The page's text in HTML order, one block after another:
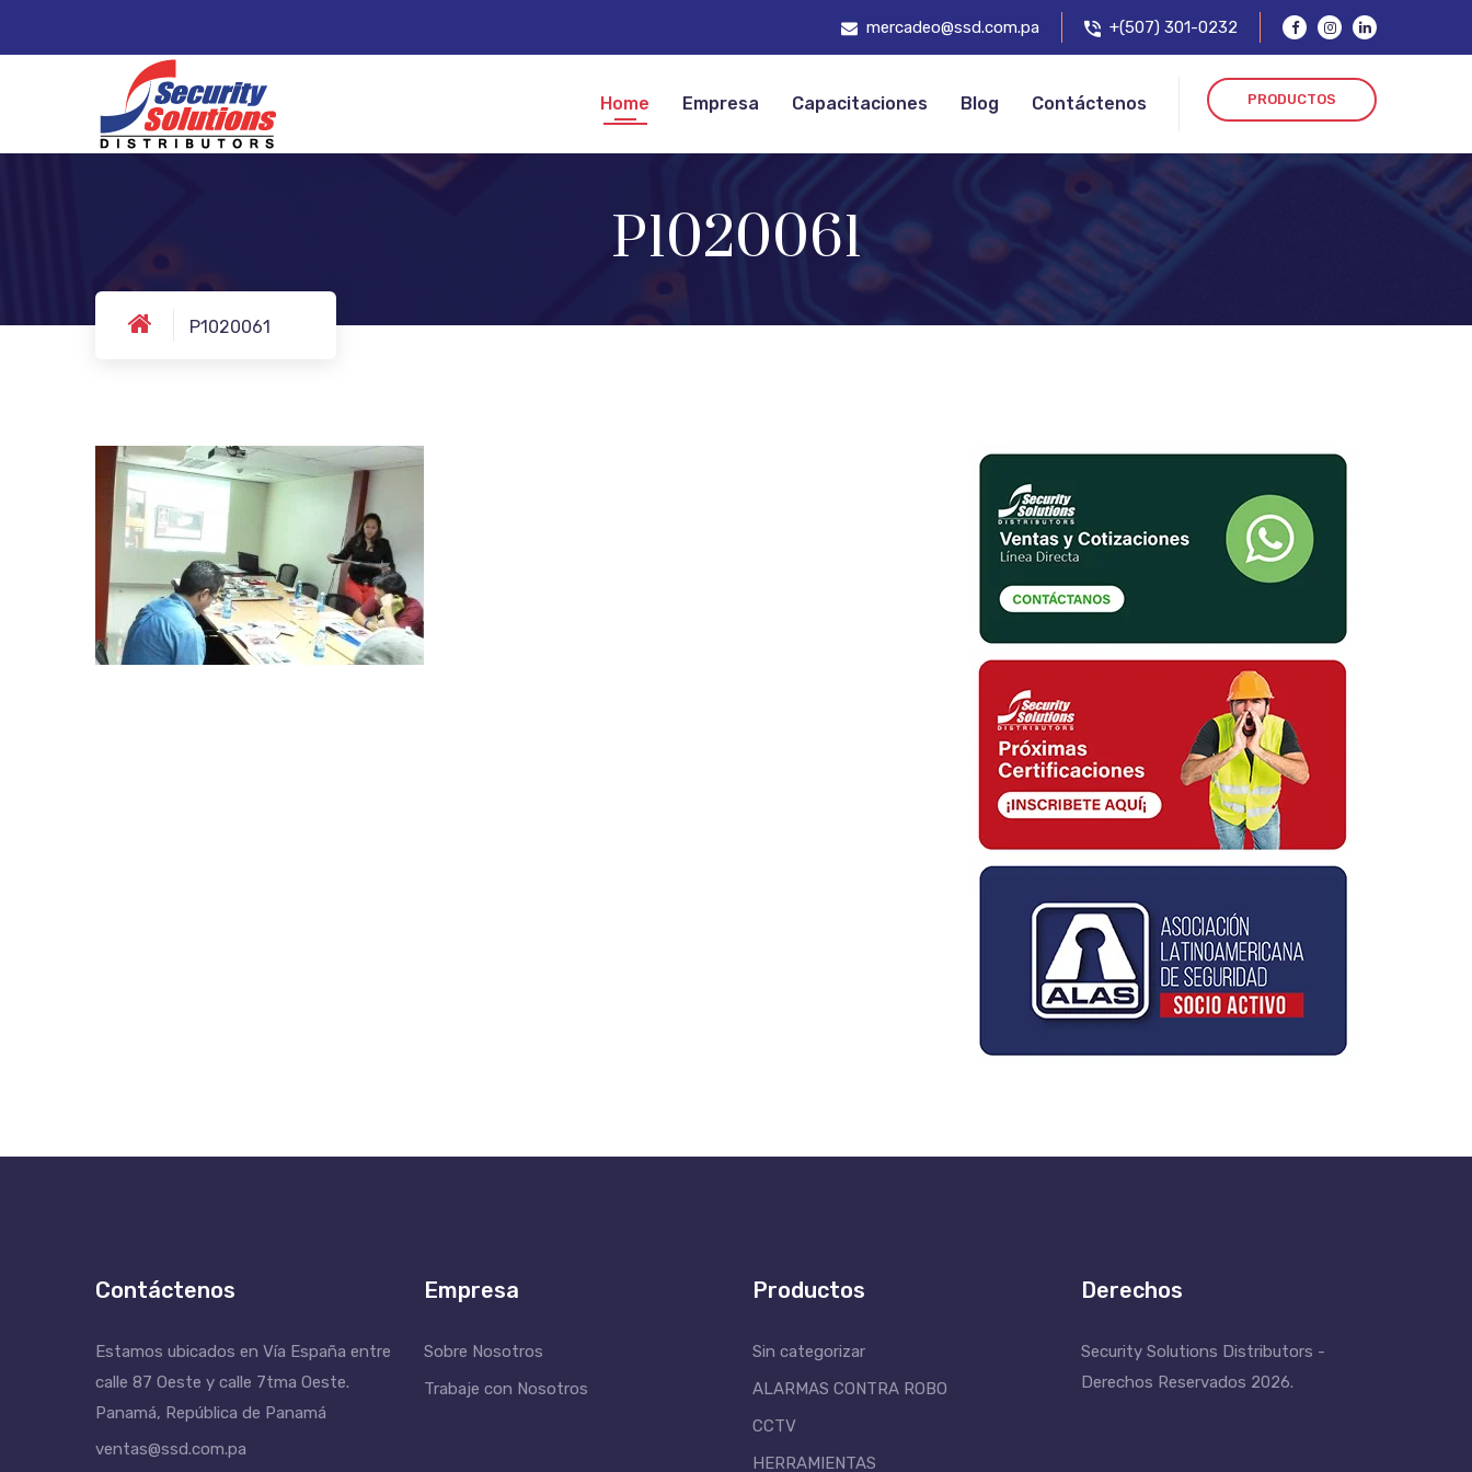
mercadeo@ssd.com.pa +(507) 301-0232
Home Empresa Capacitaciones Blog Contáctenos PRODUCTOS
P1020061
P1020061
Contáctenos
Estamos ubicados en Vía España entre
calle 87 Oeste y calle 7tma Oeste.
Panamá, República de Panamá
ventas@ssd.com.pa
Empresa
Sobre Nosotros
Trabaje con Nosotros
Productos
Sin categorizar
ALARMAS CONTRA ROBO
CCTV
HERRAMIENTAS
Derechos
Security Solutions Distributors -
Derechos Reservados 2026.